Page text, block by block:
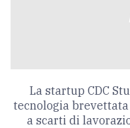
La startup CDC
tecnologia
a scarti di